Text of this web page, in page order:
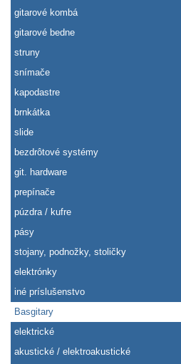
gitarové kombá
gitarové bedne
struny
snímače
kapodastre
brnkátka
slide
bezdrôtové systémy
git. hardware
prepínače
púzdra / kufre
pásy
stojany, podnožky, stoličky
elektrónky
iné príslušenstvo
Basgitary
elektrické
akustické / elektroakustické